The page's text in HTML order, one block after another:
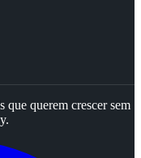
querem crescer sem